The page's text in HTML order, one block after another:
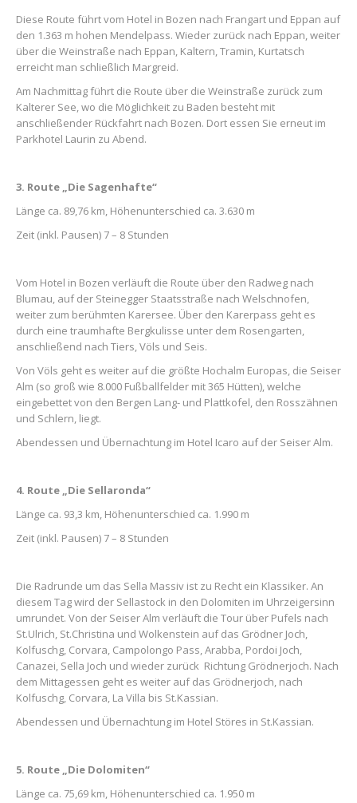
Diese Route führt vom Hotel in Bozen nach Frangart und Eppan auf
den 1.363 m hohen Mendelpass. Wieder zurück nach Eppan, weiter
über die Weinstraße nach Eppan, Kaltern, Tramin, Kurtatsch
erreicht man schließlich Margreid.
Am Nachmittag führt die Route über die Weinstraße zurück zum
Kalterer See, wo die Möglichkeit zu Baden besteht mit
anschließender Rückfahrt nach Bozen. Dort essen Sie erneut im
Parkhotel Laurin zu Abend.
3. Route „Die Sagenhafte“
Länge ca. 89,76 km, Höhenunterschied ca. 3.630 m
Zeit (inkl. Pausen) 7 – 8 Stunden
Vom Hotel in Bozen verläuft die Route über den Radweg nach
Blumau, auf der Steinegger Staatsstraße nach Welschnofen,
weiter zum berühmten Karersee. Über den Karerpass geht es
durch eine traumhafte Bergkulisse unter dem Rosengarten,
anschließend nach Tiers, Völs und Seis.
Von Völs geht es weiter auf die größte Hochalm Europas, die Seiser
Alm (so groß wie 8.000 Fußballfelder mit 365 Hütten), welche
eingebettet von den Bergen Lang- und Plattkofel, den Rosszähnen
und Schlern, liegt.
Abendessen und Übernachtung im Hotel Icaro auf der Seiser Alm.
4. Route „Die Sellaronda“
Länge ca. 93,3 km, Höhenunterschied ca. 1.990 m
Zeit (inkl. Pausen) 7 – 8 Stunden
Die Radrunde um das Sella Massiv ist zu Recht ein Klassiker. An
diesem Tag wird der Sellastock in den Dolomiten im Uhrzeigersinn
umrundet. Von der Seiser Alm verläuft die Tour über Pufels nach
St.Ulrich, St.Christina und Wolkenstein auf das Grödner Joch,
Kolfuschg, Corvara, Campolongo Pass, Arabba, Pordoi Joch,
Canazei, Sella Joch und wieder zurück Richtung Grödnerjoch. Nach
dem Mittagessen geht es weiter auf das Grödnerjoch, nach
Kolfuschg, Corvara, La Villa bis St.Kassian.
Abendessen und Übernachtung im Hotel Störes in St.Kassian.
5. Route „Die Dolomiten“
Länge ca. 75,69 km, Höhenunterschied ca. 1.950 m